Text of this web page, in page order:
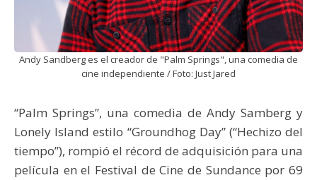
Andy Sandberg es el creador de "Palm Springs", una comedia de
cine independiente / Foto: Just Jared
“Palm Springs”, una comedia de Andy Samberg y
Lonely Island estilo “Groundhog Day” (“Hechizo del
tiempo”), rompió el récord de adquisición para una
película en el Festival de Cine de Sundance por 69